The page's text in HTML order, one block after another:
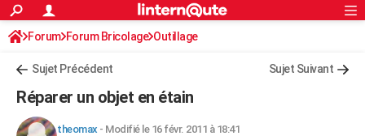
ACTUALITÉS
Politique
Société
Faits Divers
Education
Monde
Villes
+
FINANCE
S'inscrire
Connexion
Forum Forum Bricolage Outillage
Sujet Précédent Sujet Suivant
Réparer un objet en étain
theomax - Modifié le 16 févr. 2011 à 18:41